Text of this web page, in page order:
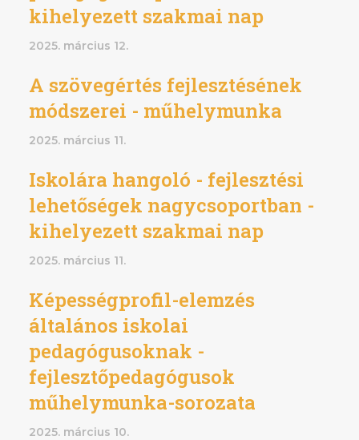
kihelyezett szakmai nap
2025. március 12.
A szövegértés fejlesztésének
módszerei - műhelymunka
2025. március 11.
Iskolára hangoló - fejlesztési
lehetőségek nagycsoportban -
kihelyezett szakmai nap
2025. március 11.
Képességprofil-elemzés
általános iskolai
pedagógusoknak -
fejlesztőpedagógusok
műhelymunka-sorozata
2025. március 10.